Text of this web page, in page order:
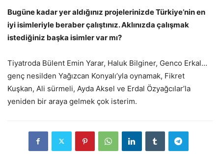
Bugüne kadar yer aldığınız projelerinizde Türkiye’nin en
iyi isimleriyle beraber çalıştınız. Aklınızda çalışmak
istediğiniz başka isimler var mı?
Tiyatroda Bülent Emin Yarar, Haluk Bilginer, Genco Erkal…
genç nesilden Yağızcan Konyalı’yla oynamak, Fikret
Kuşkan, Ali sürmeli, Ayda Aksel ve Erdal Özyağcılar’la
yeniden bir araya gelmek çok isterim.